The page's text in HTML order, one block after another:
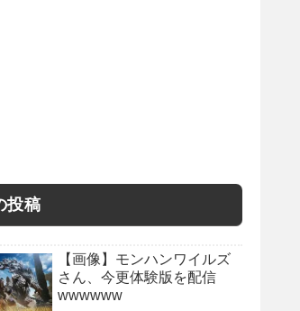
投稿
【画像】モンハンワイルズ
さん、今更体験版を配信
wwwwww